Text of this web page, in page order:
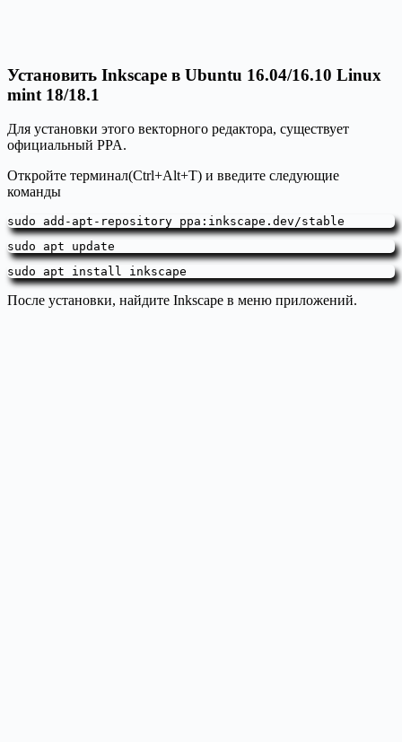
Установить Inkscape в Ubuntu 16.04/16.10 Linux
mint 18/18.1
Для установки этого векторного редактора, существует
официальный PPA.
Откройте терминал(Ctrl+Alt+T) и введите следующие
команды
sudo add-apt-repository ppa:inkscape.dev/stable
sudo apt update
sudo apt install inkscape
После установки, найдите Inkscape в меню приложений.